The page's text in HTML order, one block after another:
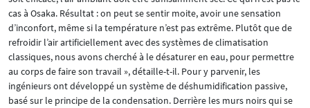
cas à Osaka. Résultat : on peut se sentir moite, avoir une sensation
d’inconfort, même si la température n’est pas extrême. Plutôt que de
refroidir l’air artificiellement avec des systèmes de climatisation
classiques, nous avons cherché à le désaturer en eau, pour permettre
au corps de faire son travail », détaille-t-il. Pour y parvenir, les
ingénieurs ont développé un système de déshumidification passive,
basé sur le principe de la condensation. Derrière les murs noirs qui se